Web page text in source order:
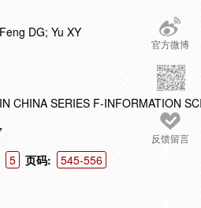
官方微博
反馈留言
DG; Yu XY
CHINA SERIES F-INFORMATION
5 页码:
545-556